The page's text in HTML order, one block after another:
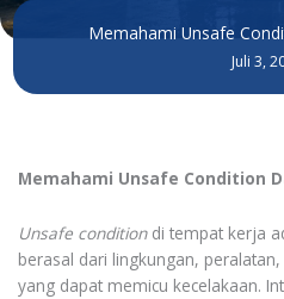
Memahami Unsafe
Juli 3,
Memahami Unsafe Condition
Unsafe conditiondi tempat kerja
berasal dari lingkungan,
yang dapat memicu kecelakaan.